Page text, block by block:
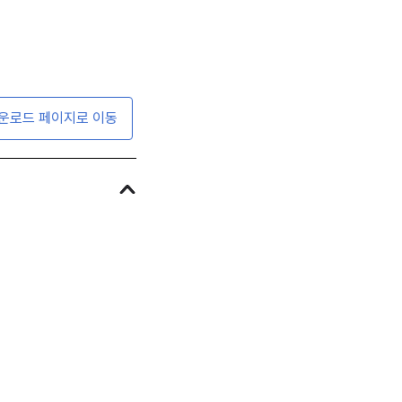
로드 페이지로 이동